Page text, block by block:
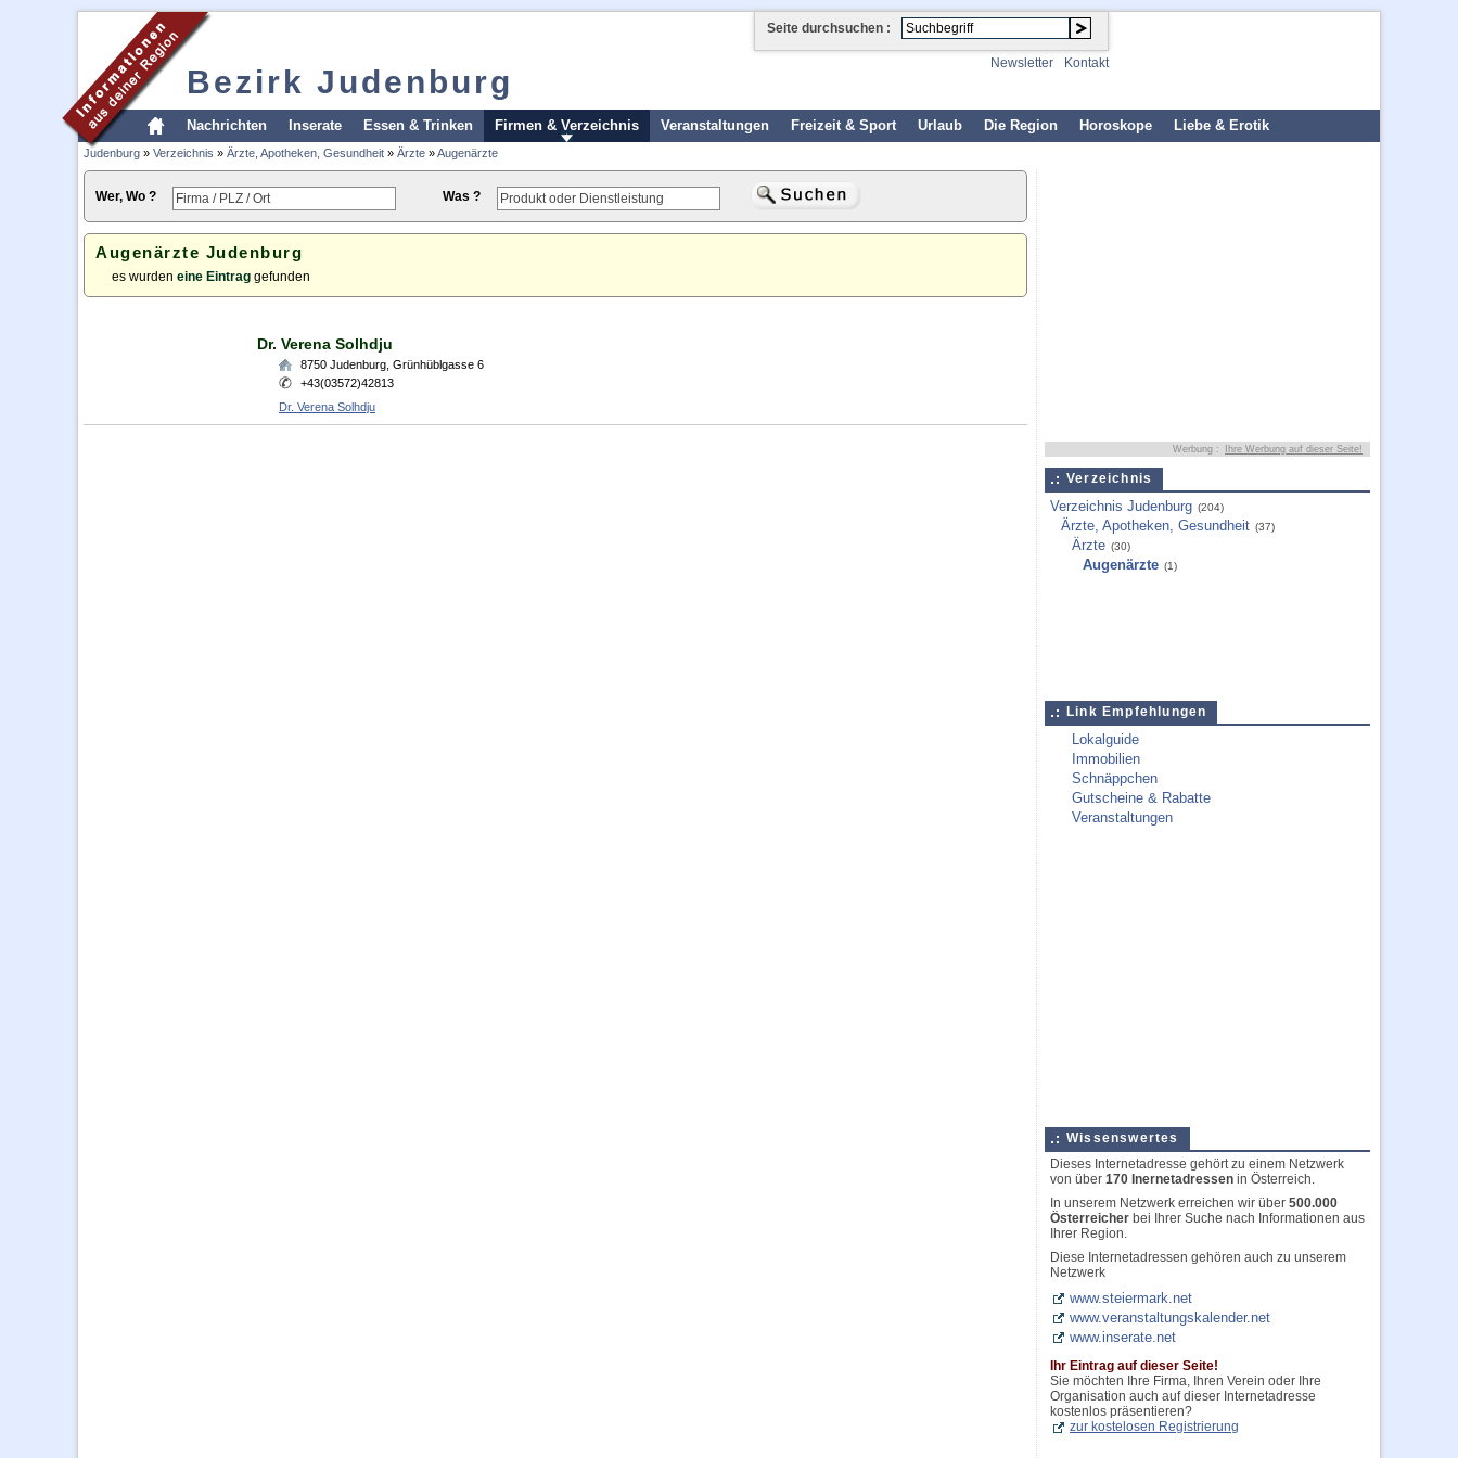
Bezirk Judenburg
Seite durchsuchen :
Newsletter Kontakt
Nachrichten Inserate Essen & Trinken Firmen & Verzeichnis Veranstaltungen Freizeit & Sport Urlaub Die Region Horoskope Liebe & Erotik
Judenburg » Verzeichnis » Ärzte, Apotheken, Gesundheit » Ärzte »Augenärzte
Wer, Wo ? Was ?
Augenärzte Judenburg
es wurden eine Eintrag gefunden
Dr. Verena Solhdju
8750 Judenburg Grünhüblgasse 6
+43(03572)42813
Dr. Verena Solhdju
Werbung : Ihre Werbung auf dieser Seite!
Verzeichnis
Verzeichnis Judenburg (204)
Ärzte, Apotheken, Gesundheit (37)
Ärzte (30)
Augenärzte (1)
Link Empfehlungen
Lokalguide
Immobilien
Schnäppchen
Gutscheine & Rabatte
Veranstaltungen
Wissenswertes
Dieses Internetadresse gehört zu einem Netzwerk
von über 170 Inernetadressen in Österreich.
In unserem Netzwerk erreichen wir über 500.000
Österreicher bei Ihrer Suche nach Informationen aus
Ihrer Region.
Diese Internetadressen gehören auch zu unserem
Netzwerk
www.steiermark.net
www.veranstaltungskalender.net
www.inserate.net
Ihr Eintrag auf dieser Seite!
Sie möchten Ihre Firma, Ihren Verein oder Ihre
Organisation auch auf dieser Internetadresse
kostenlos präsentieren?
zur kostelosen Registrierung